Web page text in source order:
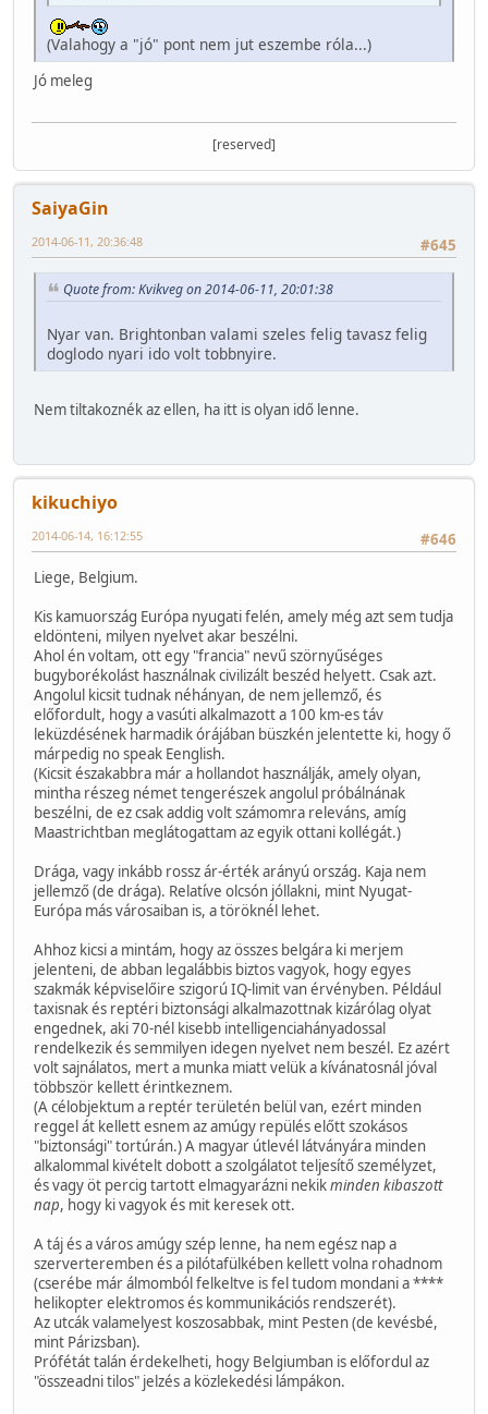
(Valahogy a "jó" pont nem jut eszembe róla...)
Jó meleg
[reserved]
SaiyaGin
#645
2014-06-11, 20:36:48
Quote from: Kvikveg on 2014-06-11, 20:01:38
Nyar van. Brightonban valami szeles felig tavasz felig
doglodo nyari ido volt tobbnyire.
Nem tiltakoznék az ellen, ha itt is olyan idő lenne.
kikuchiyo
#646
2014-06-14, 16:12:55
Liege, Belgium.
Kis kamuország Európa nyugati felén, amely még azt sem tudja
eldönteni, milyen nyelvet akar beszélni.
Ahol én voltam, ott egy "francia" nevű szörnyűséges
bugyborékolást használnak civilizált beszéd helyett. Csak azt.
Angolul kicsit tudnak néhányan, de nem jellemző, és
előfordult, hogy a vasúti alkalmazott a 100 km-es táv
leküzdésének harmadik órájában büszkén jelentette ki, hogy ő
márpedig no speak Eenglish.
(Kicsit északabbra már a hollandot használják, amely olyan,
mintha részeg német tengerészek angolul próbálnának
beszélni, de ez csak addig volt számomra releváns, amíg
Maastrichtban meglátogattam az egyik ottani kollégát.)
Drága, vagy inkább rossz ár-érték arányú ország. Kaja nem
jellemző (de drága). Relatíve olcsón jóllakni, mint Nyugat-
Európa más városaiban is, a töröknél lehet.
Ahhoz kicsi a mintám, hogy az összes belgára ki merjem
jelenteni, de abban legalábbis biztos vagyok, hogy egyes
szakmák képviselőire szigorú IQ-limit van érvényben. Például
taxisnak és reptéri biztonsági alkalmazottnak kizárólag olyat
engednek, aki 70-nél kisebb intelligenciahányadossal
rendelkezik és semmilyen idegen nyelvet nem beszél. Ez azért
volt sajnálatos, mert a munka miatt velük a kívánatosnál jóval
többször kellett érintkeznem.
(A célobjektum a reptér területén belül van, ezért minden
reggel át kellett esnem az amúgy repülés előtt szokásos
"biztonsági" tortúrán.) A magyar útlevél látványára minden
alkalommal kivételt dobott a szolgálatot teljesítő személyzet,
és vagy öt percig tartott elmagyarázni nekikminden kibaszott
nap, hogy ki vagyok és mit keresek ott.
A táj és a város amúgy szép lenne, ha nem egész nap a
szerverteremben és a pilótafülkében kellett volna rohadnom
(cserébe már álmomból felkeltve is fel tudom mondani a ****
helikopter elektromos és kommunikációs rendszerét).
Az utcák valamelyest koszosabbak, mint Pesten (de kevésbé,
mint Párizsban).
Prófétát talán érdekelheti, hogy Belgiumban is előfordul az
"összeadni tilos" jelzés a közlekedési lámpákon.